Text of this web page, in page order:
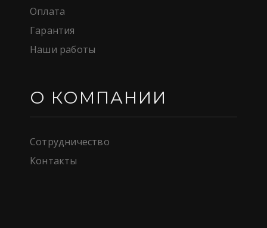
Оплата
Гарантия
Наши работы
О КОМПАНИИ
Сотрудничество
Контакты